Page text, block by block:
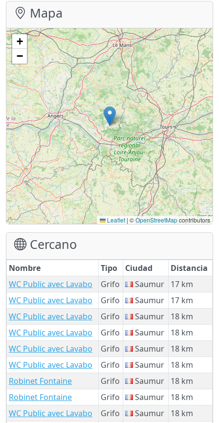
Mapa
+
−
Leaflet | ©OpenStreetMapcontributors
Cercano
Nombre Tipo Ciudad
Distancia
WC Public avec Lavabo
Grifo Saumur
17 km
WC Public avec Lavabo
Grifo Saumur
17 km
WC Public avec Lavabo
Grifo Saumur
18 km
WC Public avec Lavabo
Grifo Saumur
18 km
WC Public avec Lavabo
Grifo Saumur
18 km
WC Public avec Lavabo
Grifo Saumur
18 km
Robinet Fontaine
Grifo Saumur
18 km
Robinet Fontaine
Grifo Saumur
18 km
WC Public avec Lavabo
Grifo Saumur
18 km